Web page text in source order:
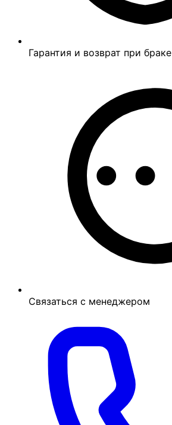
Гарантия и возврат при браке
Связаться с менеджером